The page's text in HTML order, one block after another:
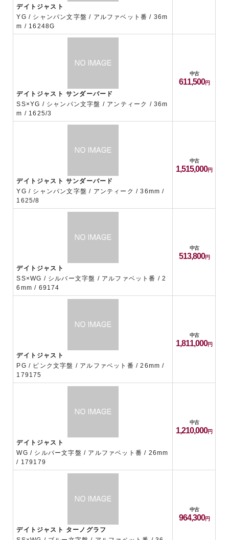
デイトジャスト
YG / シャンパン文字盤 / アルファベット番 / 36m
m / 16248G
デイトジャスト サンダーバード
SS×YG / シャンパン文字盤 / アンティーク / 36m
m / 1625/3
中古
611,500
デイトジャスト サンダーバード
YG / シャンパン文字盤 / アンティーク / 36mm /
1625/8
中古
1,515,000
デイトジャスト
SS×WG / シルバー文字盤 / アルファベット番 / 2
6mm / 69174
中古
513,800
デイトジャスト
PG / ピンク文字盤 / アルファベット番 / 26mm /
179175
中古
1,811,000
デイトジャスト
WG / シルバー文字盤 / アルファベット番 / 26mm
/ 179179
中古
1,210,000
デイトジャスト ターノグラフ
中古
964,300